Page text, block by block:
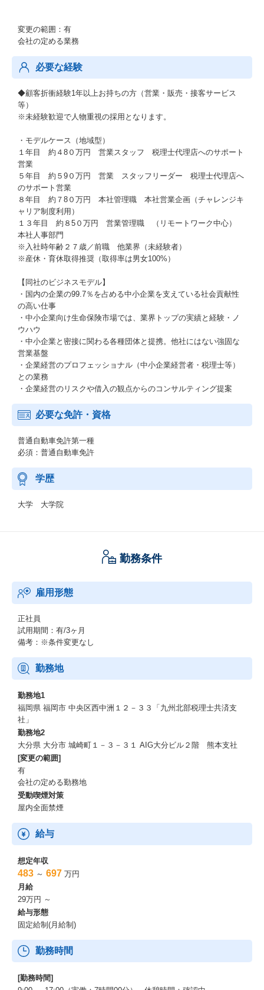
変更の範囲：有
会社の定める業務
必要な経験
◆顧客折衝経験1年以上お持ちの方（営業・販売・接客サービス
等）
※未経験歓迎で人物重視の採用となります。
・モデルケース（地域型）
１年目 約４8０万円 営業スタッフ 税理士代理店へのサポート
営業
５年目 約５9０万円 営業 スタッフリーダー 税理士代理店へ
のサポート営業
８年目 約７8０万円 本社管理職 本社営業企画（チャレンジキ
ャリア制度利用）
１３年目 約８5０万円 営業管理職 （リモートワーク中心）
本社人事部門
※入社時年齢２７歳／前職 他業界（未経験者）
※産休・育休取得推奨（取得率は男女100%）
【同社のビジネスモデル】
・国内の企業の99.7％を占める中小企業を支えている社会貢献性
の高い仕事
・中小企業向け生命保険市場では、業界トップの実績と経験・ノ
ウハウ
・中小企業と密接に関わる各種団体と提携。他社にはない強固な
営業基盤
・企業経営のプロフェッショナル（中小企業経営者・税理士等）
との業務
・企業経営のリスクや借入の観点からのコンサルティング提案
必要な免許・資格
普通自動車免許第一種
必須：普通自動車免許
学歴
大学 大学院
勤務条件
雇用形態
正社員
試用期間：有/3ヶ月
備考：※条件変更なし
勤務地
勤務地1
福岡県 福岡市 中央区西中洲１２－３３「九州北部税理士共済支
社」
勤務地2
大分県 大分市 城崎町１－３－３１ AIG大分ビル２階 熊本支社
[変更の範囲]
有
会社の定める勤務地
受動喫煙対策
屋内全面禁煙
給与
想定年収
483 ～ 697 万円
月給
29万円 ～
給与形態
固定給制(月給制)
勤務時間
[勤務時間]